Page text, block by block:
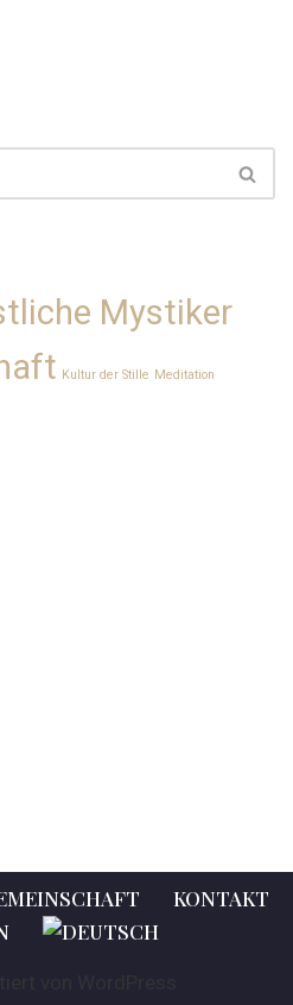
Mystiker
Kultur der Stille Meditation
KONTAKT